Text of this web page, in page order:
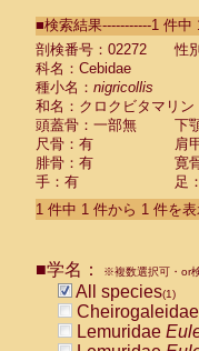
Cebidae
Cebidae
Cebidae
Cebidae
Cebidae
Cebidae
Cebidae
Cebidae
Cebidae
Cebidae
Cebidae
CebidaeCebus
Cebidae
Cebidae
■検索結果-----------1 件
剖検番号：02272
性
科名：Cebidae
種小名： nigricollis
和名：クロクビタマリン
頭蓋骨：一部無
下
尺骨：有
肩
腓骨：有
寛
手：有
足
1 件中 1 件から 1 件を表
■学名： ※複数選択可・or
All species(1)
Cheirogaleidae
Lemuridae